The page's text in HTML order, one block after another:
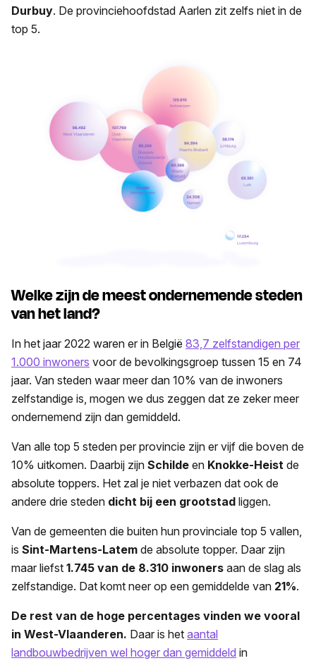
Durbuy. De provinciehoofdstad Aarlen zit zelfs niet in de
top 5.
Welke zijn de meest ondernemende steden
van het land?
In het jaar 2022 waren er in België 83,7 zelfstandigen per
1.000 inwoners voor de bevolkingsgroep tussen 15 en 74
jaar. Van steden waar meer dan 10% van de inwoners
zelfstandige is, mogen we dus zeggen dat ze zeker meer
ondernemend zijn dan gemiddeld.
Van alle top 5 steden per provincie zijn er vijf die boven de
10% uitkomen. Daarbij zijn Schilde en Knokke-Heist de
absolute toppers. Het zal je niet verbazen dat ook de
andere drie steden dicht bij een grootstad liggen.
Van de gemeenten die buiten hun provinciale top 5 vallen,
is Sint-Martens-Latem de absolute topper. Daar zijn
maar liefst 1.745 van de 8.310 inwoners aan de slag als
zelfstandige. Dat komt neer op een gemiddelde van 21%.
De rest van de hoge percentages vinden we vooral
in West-Vlaanderen. Daar is het aantal
landbouwbedrijven wel hoger dan gemiddeld in